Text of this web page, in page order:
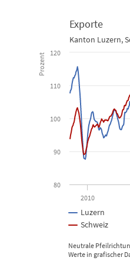
Line chart with 2 lines.
Kanton Luzern, Schweiz
View as data table, Exporte
The chart has 1 X axis
The chart has 1 Y axis
Werte in grafischer
Prozent
Exporte
Kanton Luzern,
Luzern
Schweiz
2010
80
90
100
110
120